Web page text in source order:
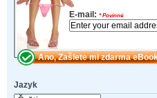
E-mail: *Povinné
Jazyk